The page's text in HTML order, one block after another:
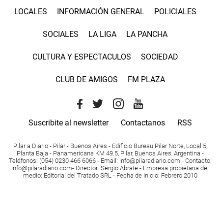
LOCALES INFORMACIÓN GENERAL POLICIALES
SOCIALES LA LIGA LA PANCHA
CULTURA Y ESPECTACULOS SOCIEDAD
CLUB DE AMIGOS FM PLAZA
Suscribite al newsletter Contactanos RSS
Pilar a Diario - Pilar - Buenos Aires - Edificio Bureau Pilar Norte, Local 5,
Planta Baja - Panamericana KM 49.5, Pilar, Buenos Aires, Argentina -
Teléfonos: (054) 0230 466 6066 - Email : info@pilaradiario.com - Contacto:
info@pilaradiario.com- Director: Sergio Abrate - Empresa propietaria del
medio: Editorial del Tratado SRL - Fecha de Inicio: Febrero 2010